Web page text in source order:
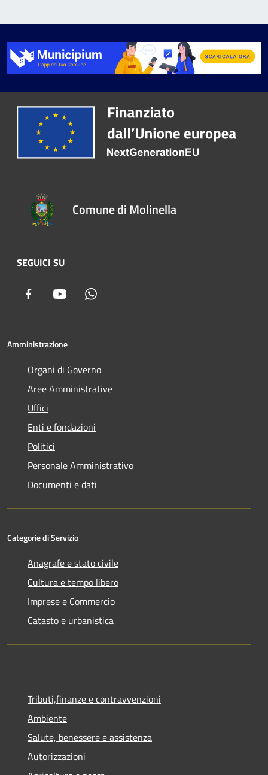
Comune di Molinella
SEGUICI SU
Facebook Youtube
Amministrazione
Organi di Governo
Aree Amministrative
Uffici
Enti e fondazioni
Politici
Personale Amministrativo
Documenti e dati
Categorie di Servizio
Anagrafe e stato civile
Cultura e tempo libero
Imprese e Commercio
Catasto e urbanistica
Tributi,finanze e contravvenzioni
Ambiente
Salute, benessere e assistenza
Autorizzazioni